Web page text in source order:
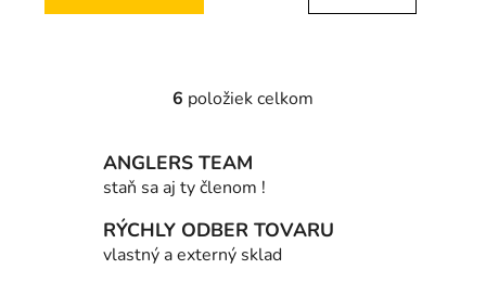
O
l
á
a
c
6 položiek celkom
ANGLERS TEAM
staň sa aj ty členom !
RÝCHLY ODBER TOVARU
vlastný a externý sklad